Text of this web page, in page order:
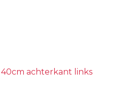
40cm achterkant links